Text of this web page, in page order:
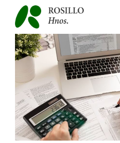
content